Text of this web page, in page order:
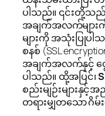
ပါသည်။ ၎င်းတို့သည်
အချက်အလက်မျာ
များကို အသုံးပြုပါ
စနစ် (SSL
အချက်အလက်နှင့် ငွေ
ပါသည်။ ထို့အပြင်၊
စည်းမျဉ်းများ
တရားမျှတသော ဂိမ်